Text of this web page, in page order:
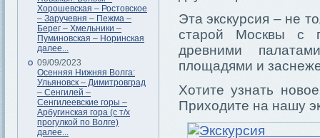
Хорошевская – Ростовское
– Заручевня – Пежма –
Берег – Хмельники –
Пуминовская – Норинская
далее...
09/09/2023
Осенняя Нижняя Волга:
Ульяновск – Димитровград
– Сенгилей –
Сенгилеевские горы –
Арбугинская гора (с т/х
прогулкой по Волге)
далее...
Эта экскурсия – не
старой Москвы с
древними
площадями и
Хотите узнать
Приходите на нашу